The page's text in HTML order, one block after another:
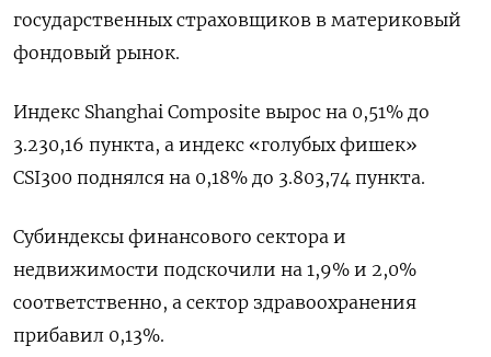
государственных страховщиков в материковый
фондовый рынок.
Индекс Shanghai Composite вырос на 0,51% до
3.230,16 пункта, а индекс «голубых фишек»
CSI300 поднялся на 0,18% до 3.803,74 пункта.
Субиндексы финансового сектора и
недвижимости подскочили на 1,9% и 2,0%
соответственно, а сектор здравоохранения
прибавил 0,13%.